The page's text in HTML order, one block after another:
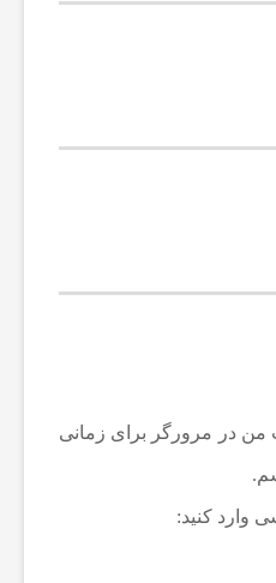
من در مرورگر برای زمانی
وارد کنید: